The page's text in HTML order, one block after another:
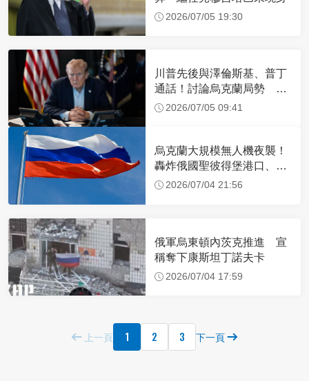
2026/07/05 19:30
川普先後與澤倫斯基、普丁
通話！討論烏克蘭局勢 談
話內容曝光
2026/07/05 09:41
烏克蘭大規模無人機夜襲！
轟炸俄國聖彼得堡港口、石
油設施
2026/07/04 21:56
俄軍烏東頓內茨克推進 宣
稱奪下康斯坦丁諾夫卡
2026/07/04 17:59
上一頁 1 2 3 下一頁